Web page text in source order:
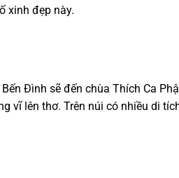
xinh đẹp này.
Đình sẽ đến chùa Thích Ca
vĩ lên thơ. Trên núi có nhiều di